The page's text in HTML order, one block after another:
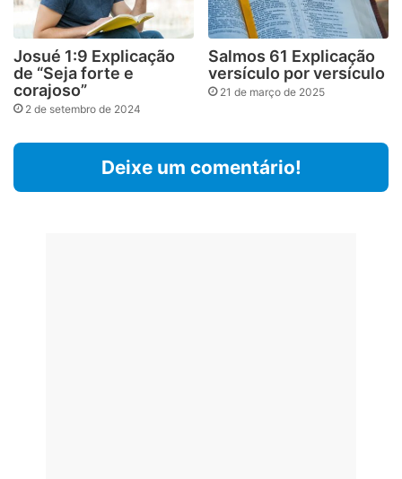
Josué 1:9 Explicação
de “Seja forte e
corajoso”
2 de setembro de 2024
Salmos 61 Explicação
versículo por versículo
21 de março de 2025
Deixe um comentário!